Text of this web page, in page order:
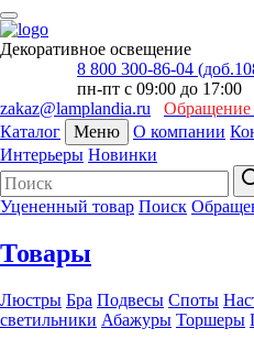
Декоративное освещение
8 800 300-86-04
пн-пт с 09:00 до 17:00
zakaz@lamplandia.ru
Обращение
Каталог
Меню О компании
Интерьеры Новинки
Уцененный товар Поиск
Товары
Люстры Бра Подвесы Споты
светильники Абажуры Торшеры